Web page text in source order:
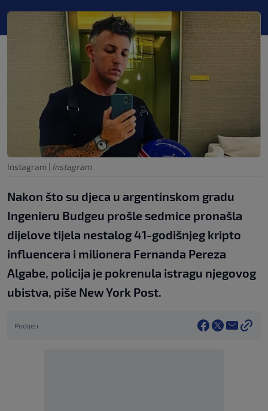
Instagram | Instagram
Nakon što su djeca u argentinskom gradu
Ingenieru Budgeu prošle sedmice pronašla
dijelove tijela nestalog 41-godišnjeg kripto
influencera i milionera Fernanda Pereza
Algabe, policija je pokrenula istragu njegovog
ubistva, piše New York Post.
Podijeli